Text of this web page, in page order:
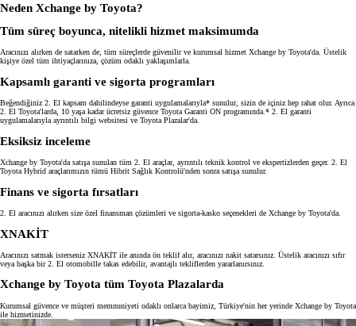
Neden Xchange by Toyota?
Tüm süreç boyunca, nitelikli hizmet maksimumda
Aracınızı alırken de satarken de, tüm süreçlerde güvenilir ve kurumsal hizmet Xchange by Toyota'da. Üstelik
kişiye özel tüm ihtiyaçlarınıza, çözüm odaklı yaklaşımlarla.
Kapsamlı garanti ve sigorta programları
Beğendiğiniz 2. El kapsam dahilindeyse garanti uygulamalarıyla* sunulur, sizin de içiniz hep rahat olur. Ayrıca
2. El Toyota'larda, 10 yaşa kadar ücretsiz güvence Toyota Garanti ON programında.* 2. El garanti
uygulamalarıyla ayrıntılı bilgi websitesi ve Toyota Plazalar'da.
Eksiksiz inceleme
Xchange by Toyota'da satışa sunulan tüm 2. El araçlar, ayrıntılı teknik kontrol ve ekspertizlerden geçer. 2. El
Toyota Hybrid araçlarımızın tümü Hibrit Sağlık Kontrolü'nden sonra satışa sunulur.
Finans ve sigorta fırsatları
2. El aracınızı alırken size özel finansman çözümleri ve sigorta-kasko seçenekleri de Xchange by Toyota'da.
XNAKİT
Aracınızı satmak isterseniz XNAKİT ile anında ön teklif alır, aracınızı nakit satarsınız. Üstelik aracınızı sıfır
veya başka bir 2. El otomobille takas edebilir, avantajlı tekliflerden yararlanırsınız.
Xchange by Toyota tüm Toyota Plazalarda
Kurumsal güvence ve müşteri memnuniyeti odaklı onlarca bayimiz, Türkiye'nin her yerinde Xchange by Toyota
ile hizmetinizde.